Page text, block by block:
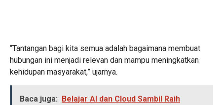
“Tantangan bagi kita semua adalah bagaimana membuat
hubungan ini menjadi relevan dan mampu meningkatkan
kehidupan masyarakat,” ujarnya.
Baca juga: Belajar AI dan Cloud Sambil Raih